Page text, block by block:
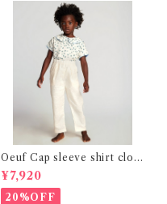
Oeuf Cap sleeve shirt clov
¥7,920
20%OFF